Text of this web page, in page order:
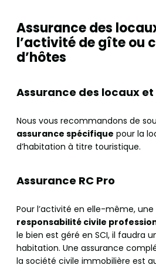
Assurance des
l’activité de gîte ou
d’hôtes
Assurance des locaux et
Nous vous recommandons de
assurance spécifique pour la
d’habitation à titre touristique.
Assurance RC Pro
Pour l’activité en elle-même, une
responsabilité civile
le bien est géré en SCI, il faudra
habitation. Une assurance
la société civile immobilière est